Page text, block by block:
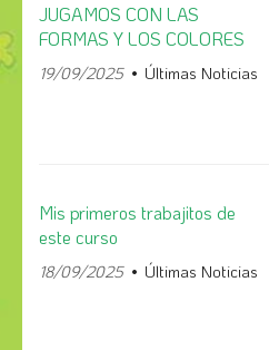
JUGAMOS CON LAS
FORMAS Y LOS COLORES
19/09/2025 Últimas Noticias
Mis primeros trabajitos de
este curso
18/09/2025 Últimas Noticias